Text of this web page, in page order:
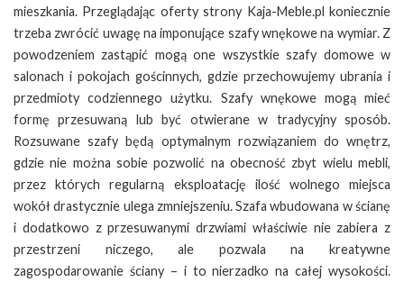
mieszkania. Przeglądając oferty strony Kaja-Meble.pl koniecznie
trzeba zwrócić uwagę na imponujące szafy wnękowe na wymiar. Z
powodzeniem zastąpić mogą one wszystkie szafy domowe w
salonach i pokojach gościnnych, gdzie przechowujemy ubrania i
przedmioty codziennego użytku. Szafy wnękowe mogą mieć
formę przesuwaną lub być otwierane w tradycyjny sposób.
Rozsuwane szafy będą optymalnym rozwiązaniem do wnętrz,
gdzie nie można sobie pozwolić na obecność zbyt wielu mebli,
przez których regularną eksploatację ilość wolnego miejsca
wokół drastycznie ulega zmniejszeniu. Szafa wbudowana w ścianę
i dodatkowo z przesuwanymi drzwiami właściwie nie zabiera z
przestrzeni niczego, ale pozwala na kreatywne
zagospodarowanie ściany – i to nierzadko na całej wysokości.